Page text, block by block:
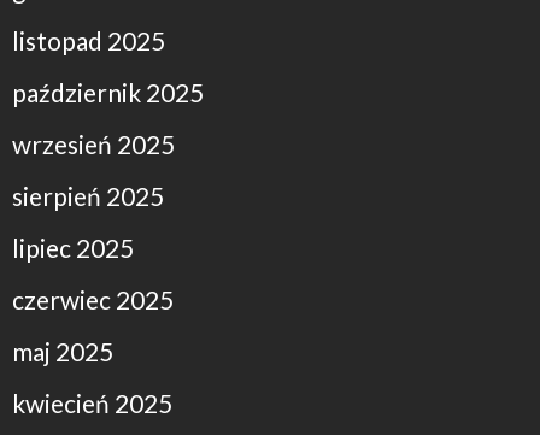
listopad 2025
październik 2025
wrzesień 2025
sierpień 2025
lipiec 2025
czerwiec 2025
maj 2025
kwiecień 2025